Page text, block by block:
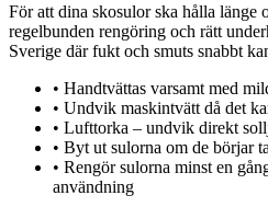
För att dina skosulor ska hålla länge
regelbunden rengöring och rätt
Sverige där fukt och smuts snabbt
• Handtvättas varsamt med
• Undvik maskintvätt då det
• Lufttorka – undvik direkt
• Byt ut sulorna om de börjar
• Rengör sulorna minst en
användning